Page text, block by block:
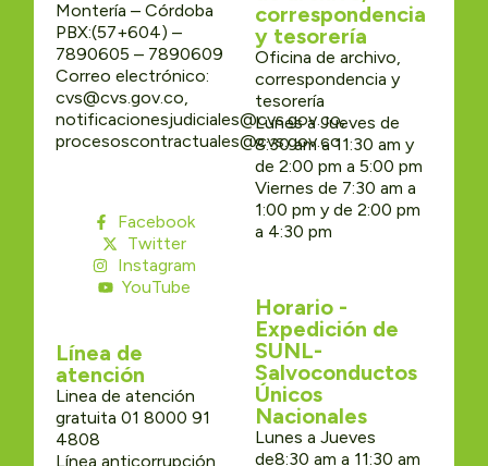
Montería – Córdoba
PBX:(57+604) –
7890605 – 7890609
Correo electrónico:
cvs@cvs.gov.co,
notificacionesjudiciales@cvs.gov.co,
procesoscontractuales@cvs.gov.co
Facebook
Twitter
Instagram
YouTube
Línea de
atención
Linea de atención
gratuita 01 8000 91
4808
Línea anticorrupción
correspondencia
y tesorería
Oficina de archivo,
correspondencia y
tesorería
Lunes a Jueves de
8:30 am a 11:30 am y
de 2:00 pm a 5:00 pm
Viernes de 7:30 am a
1:00 pm y de 2:00 pm
a 4:30 pm
Horario -
Expedición de
SUNL-
Salvoconductos
Únicos
Nacionales
Lunes a Jueves
de8:30 am a 11:30 am